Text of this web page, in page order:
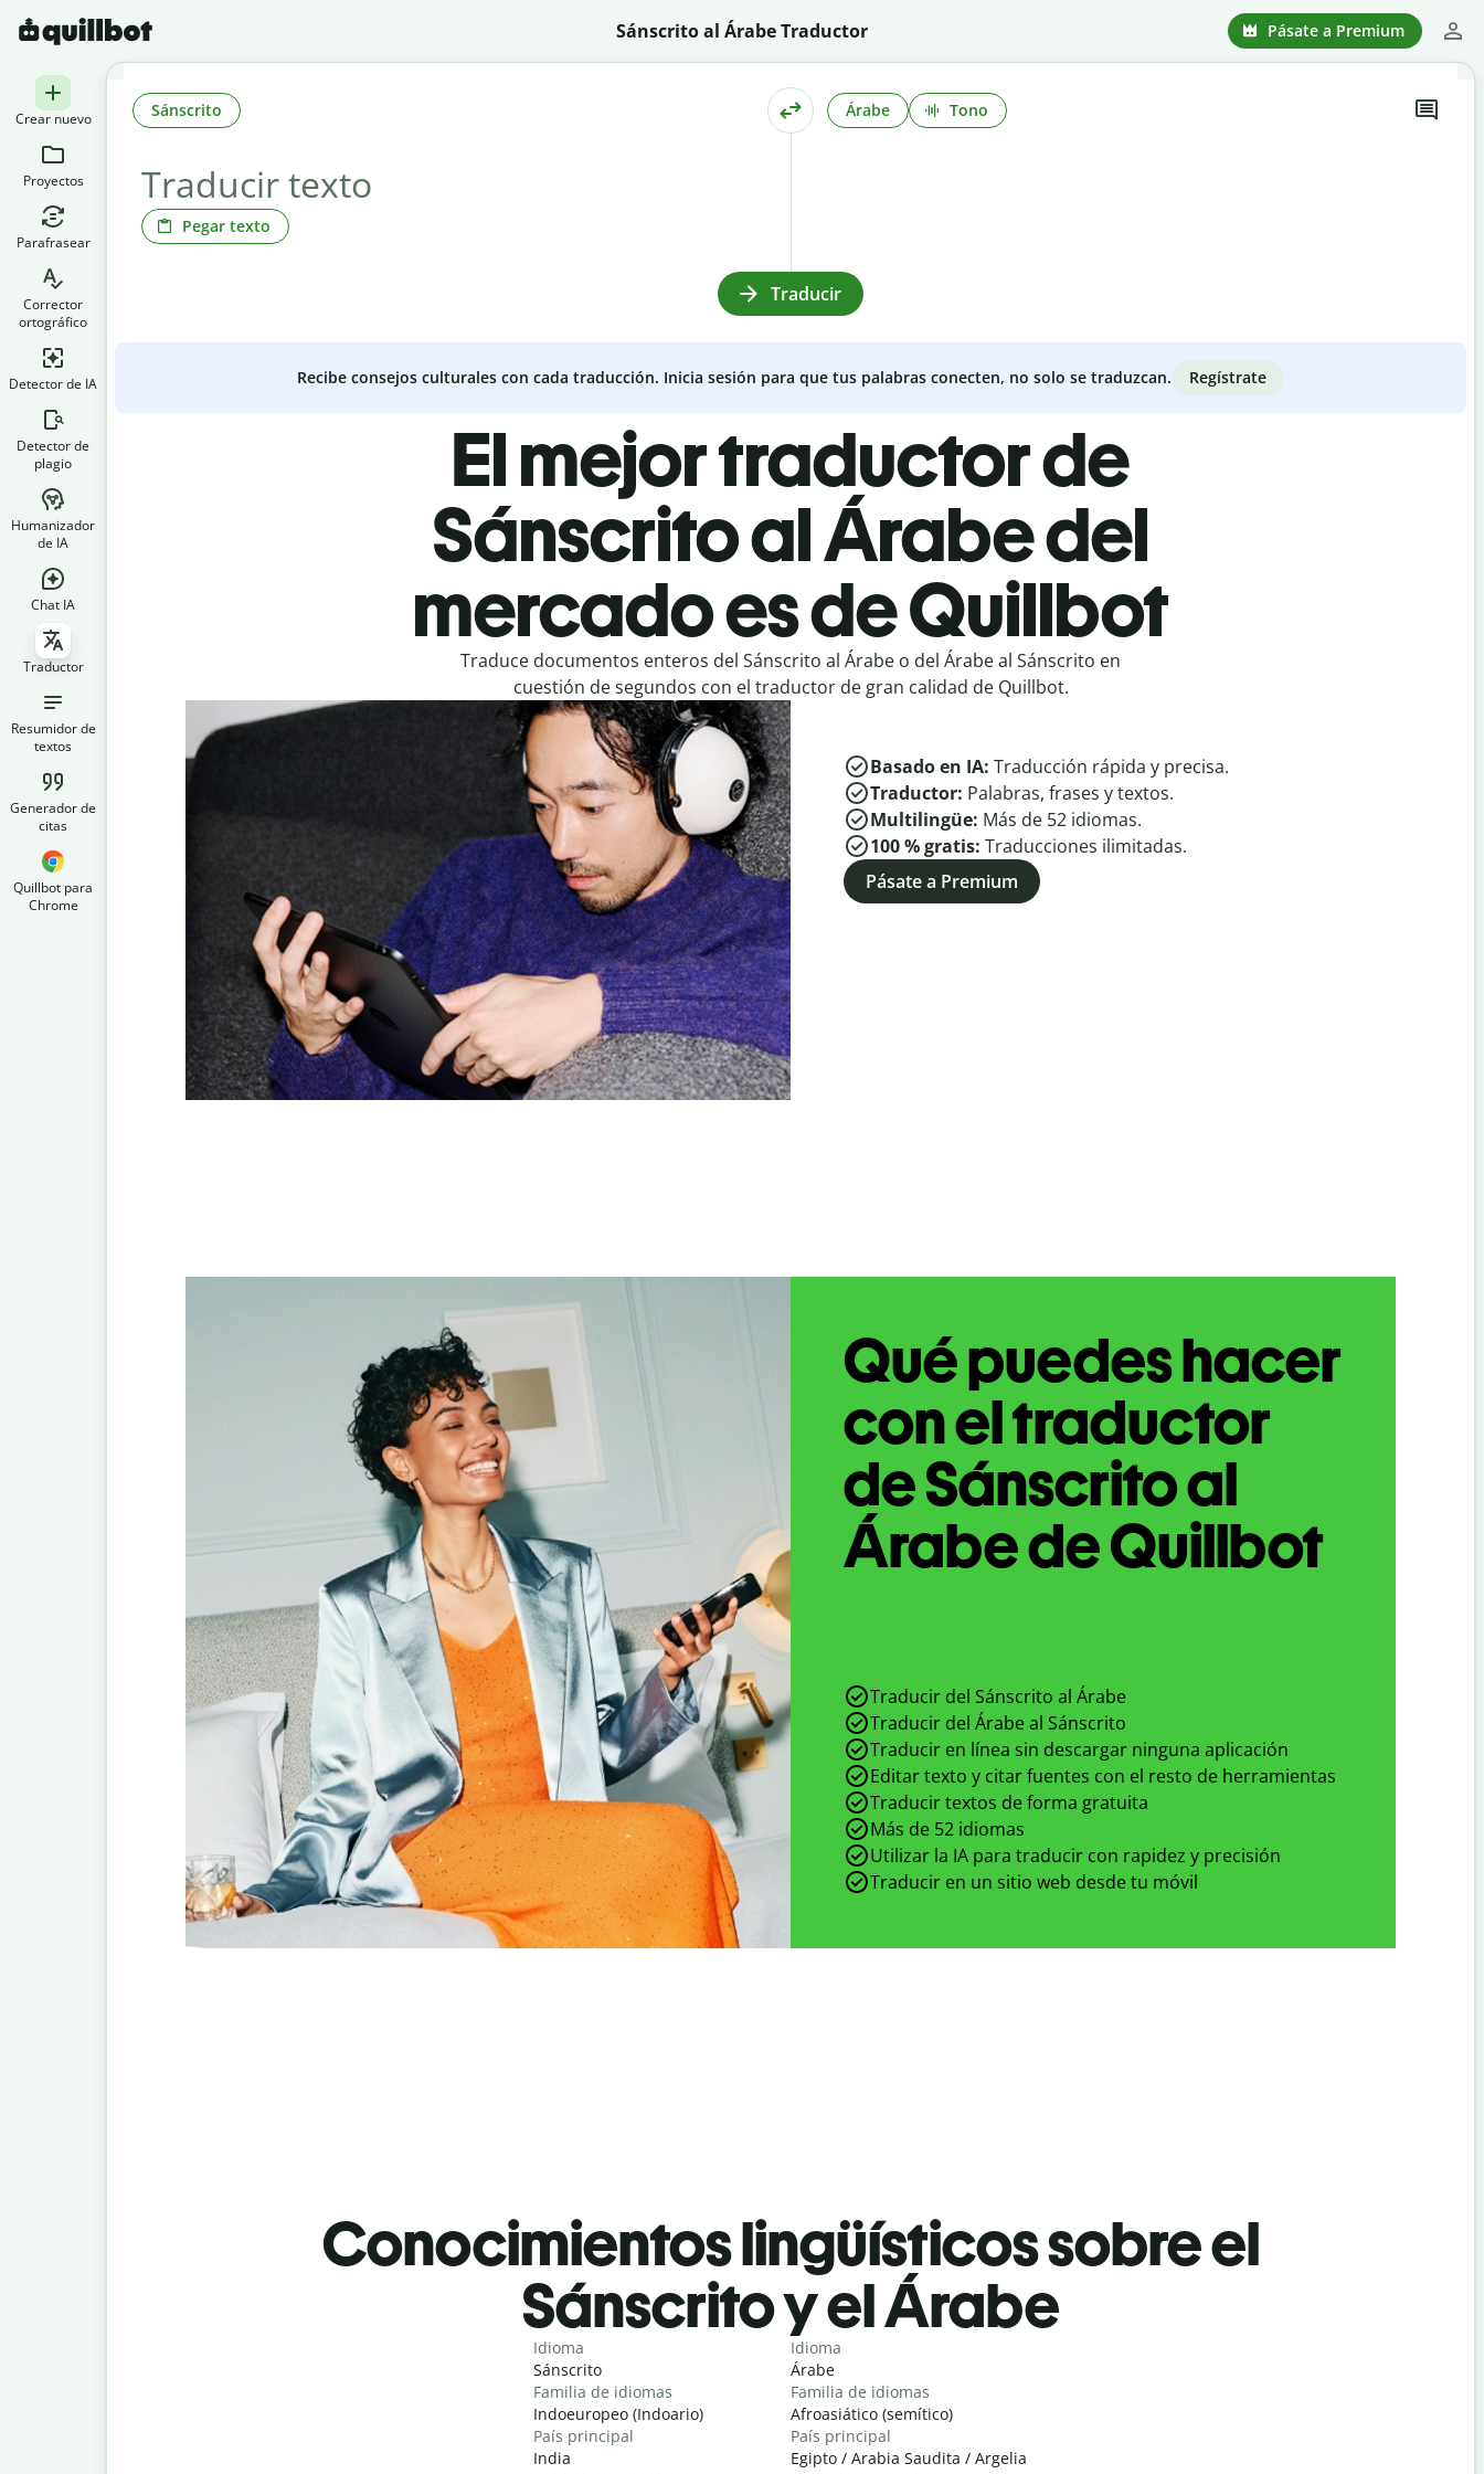
Sánscrito al Árabe Traductor Pásate a Premium
Crear nuevo
Proyectos
Parafrasear
Corrector
ortográfico
Detector de IA
Detector de
plagio
Humanizador
de IA
Chat IA
Traductor
Resumidor de
textos
Generador de
citas
Quillbot para
Chrome
Pegar texto
Sánscrito Árabe Tono
Traducir
Recibe consejos culturales con cada traducción. Inicia sesión para que tus palabras conecten, no solo se traduzcan. Regístrate
El mejor traductor de
Sánscrito al Árabe del
mercado es de Quillbot
Traduce documentos enteros del Sánscrito al Árabe o del Árabe al Sánscrito en
cuestión de segundos con el traductor de gran calidad de Quillbot.
Basado en IA: Traducción rápida y precisa.
Traductor: Palabras, frases y textos.
Multilingüe: Más de 52 idiomas.
100 % gratis: Traducciones ilimitadas.
Pásate a Premium
Qué puedes hacer
con el traductor
de Sánscrito al
Árabe de Quillbot
Traducir del Sánscrito al Árabe
Traducir del Árabe al Sánscrito
Traducir en línea sin descargar ninguna aplicación
Editar texto y citar fuentes con el resto de herramientas
Traducir textos de forma gratuita
Más de 52 idiomas
Utilizar la IA para traducir con rapidez y precisión
Traducir en un sitio web desde tu móvil
Conocimientos lingüísticos sobre el
Sánscrito y el Árabe
Idioma
Sánscrito
Familia de idiomas
Indoeuropeo (Indoario)
País principal
India
Idioma
Árabe
Familia de idiomas
Afroasiático (semítico)
País principal
Egipto / Arabia Saudita / Argelia